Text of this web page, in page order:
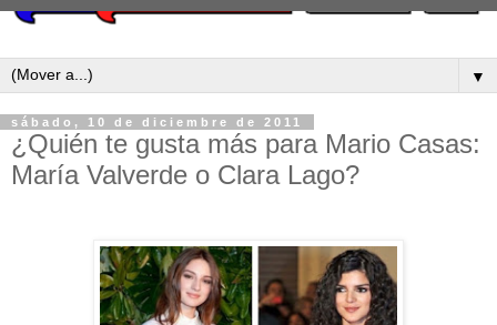
▼
sábado, 10 de diciembre de 2011
¿Quién te gusta más para Mario Casas:
María Valverde o Clara Lago?